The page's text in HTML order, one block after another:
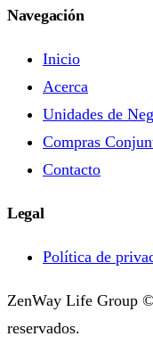
Navegación
Inicio
Acerca
Unidades de
Compras
Contacto
Legal
Política de
ZenWay Life Group
reservados.